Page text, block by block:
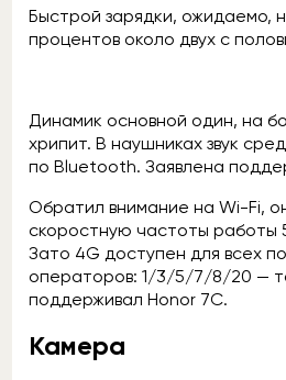
Быстрой зарядки, ожидаемо,
процентов около двух с
Динамик основной один, на
хрипит. В наушниках звук
по Bluetooth. Заявлена
Обратил внимание на Wi-Fi,
скоростную частоты работы 5
Зато 4G доступен для всех
операторов: 1/3/5/7/8/20 —
поддерживал Honor 7C.
Камера